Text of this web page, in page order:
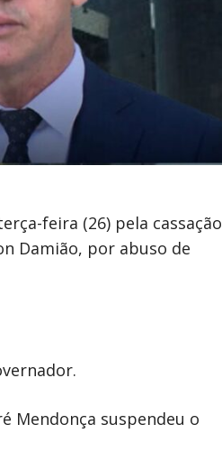
feira (26) pela cassação
Damião, por abuso de
Mendonça suspendeu o